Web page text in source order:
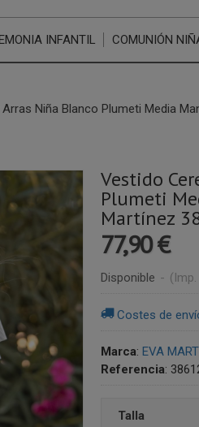
INFANTIL COMUNIÓN
Niña Blanco Plumeti Media
Vestido
Plumeti
Martínez
77,90 €
Disponible -
Costes de
Marca: EVA
Referencia:
Talla